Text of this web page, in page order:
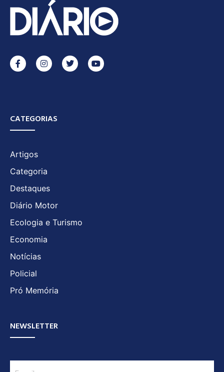
CATEGORIAS
Artigos
Categoria
Destaques
Diário Motor
Ecologia e Turismo
Economia
Notícias
Policial
Pró Memória
NEWSLETTER